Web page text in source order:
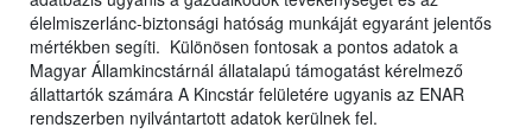
élelmiszerlánc-biztonsági hatóság munkáját egyaránt jelentős
mértékben segíti. Különösen fontosak a pontos adatok a
Magyar Államkincstárnál állatalapú támogatást kérelmező
állattartók számára A Kincstár felületére ugyanis az ENAR
rendszerben nyilvántartott adatok kerülnek fel.